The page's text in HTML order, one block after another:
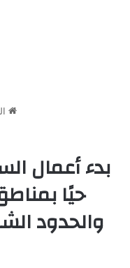
حيًا
والحدود